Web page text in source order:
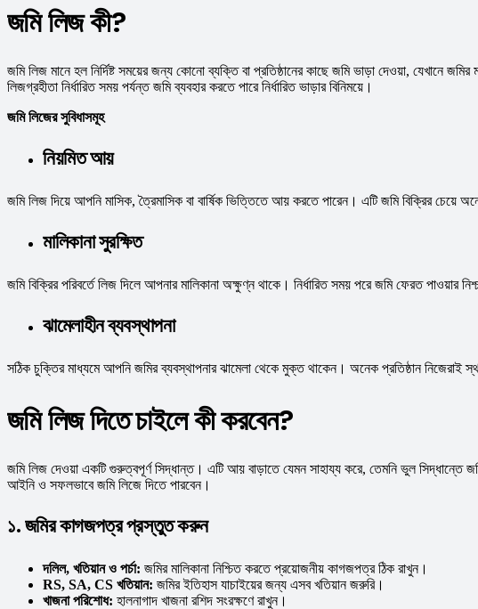
জমি লিজ কী?
জমি লিজ মানে হল নির্দিষ্ট সময়ের জন্য কোনো ব্যক্তি বা প্রতিষ্ঠানের কাছে জমি ভাড়া দেওয়া, যেখানে
লিজগ্রহীতা নির্ধারিত সময় পর্যন্ত জমি ব্যবহার করতে পারে নির্ধারিত ভাড়ার বিনিময়ে।
জমি লিজের সুবিধাসমূহ
নিয়মিত আয়
জমি লিজ দিয়ে আপনি মাসিক, ত্রৈমাসিক বা বার্ষিক ভিত্তিতে আয় করতে পারেন। এটি জমি বিক্রির চেয়ে
মালিকানা সুরক্ষিত
জমি বিক্রির পরিবর্তে লিজ দিলে আপনার মালিকানা অক্ষুণ্ন থাকে। নির্ধারিত সময় পরে জমি ফেরত পাওয়ার
ঝামেলাহীন ব্যবস্থাপনা
সঠিক চুক্তির মাধ্যমে আপনি জমির ব্যবস্থাপনার ঝামেলা থেকে মুক্ত থাকেন। অনেক প্রতিষ্ঠান নিজেরাই
জমি লিজ দিতে চাইলে কী করবেন?
জমি লিজ দেওয়া একটি গুরুত্বপূর্ণ সিদ্ধান্ত। এটি আয় বাড়াতে যেমন সাহায্য করে, তেমনি ভুল সিদ্ধান্তে
আইনি ও সফলভাবে জমি লিজে দিতে পারবেন।
১. জমির কাগজপত্র প্রস্তুত করুন
দলিল, খতিয়ান ও পর্চা: জমির মালিকানা নিশ্চিত করতে প্রয়োজনীয় কাগজপত্র ঠিক রাখুন।
RS, SA, CS খতিয়ান: জমির ইতিহাস যাচাইয়ের জন্য এসব খতিয়ান জরুরি।
খাজনা পরিশোধ: হালনাগাদ খাজনা রশিদ সংরক্ষণে রাখুন।